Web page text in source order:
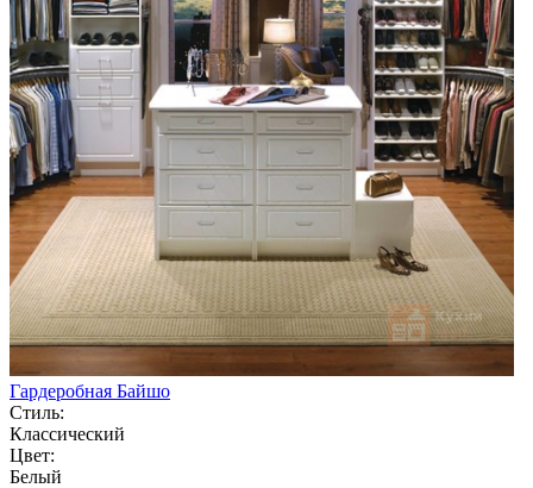
Гардеробная Байшо
Стиль:
Классический
Цвет:
Белый